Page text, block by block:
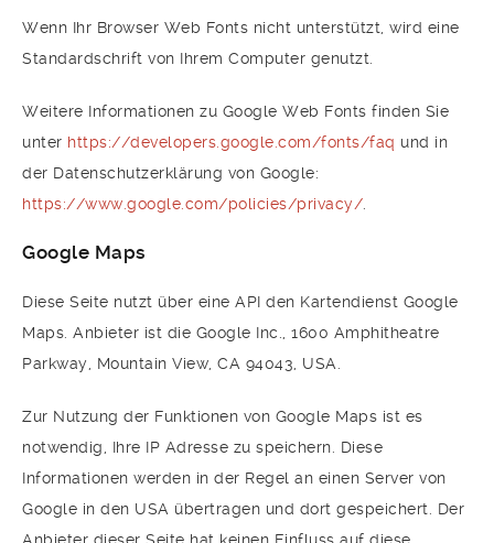
Wenn Ihr Browser Web Fonts nicht unterstützt, wird eine
Standardschrift von Ihrem Computer genutzt.
Weitere Informationen zu Google Web Fonts finden Sie
unter https://developers.google.com/fonts/faq und in
der Datenschutzerklärung von Google:
https://www.google.com/policies/privacy/
Google Maps
Diese Seite nutzt über eine API den Kartendienst Google
Maps. Anbieter ist die Google Inc., 1600 Amphitheatre
Parkway, Mountain View, CA 94043, USA.
Zur Nutzung der Funktionen von Google Maps ist es
notwendig, Ihre IP Adresse zu speichern. Diese
Informationen werden in der Regel an einen Server von
Google in den USA übertragen und dort gespeichert. Der